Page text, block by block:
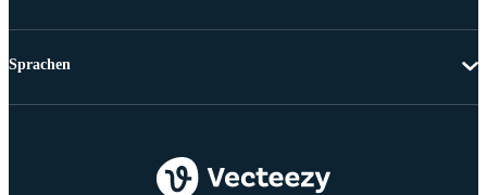
Sprachen